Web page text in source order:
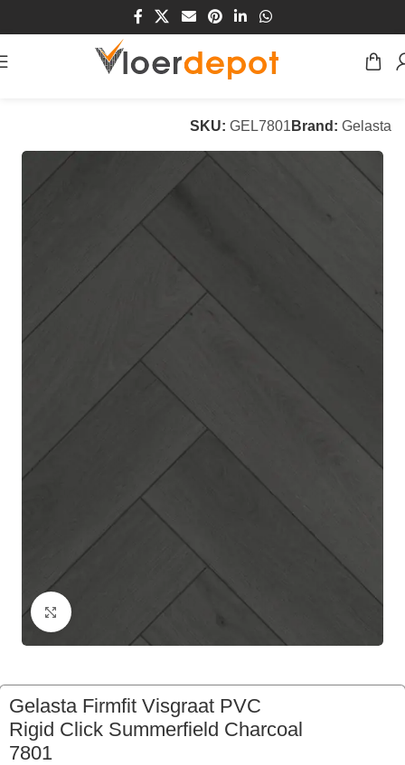
/Vloeren/PVC Vloeren
SKU: GEL7801 Brand: Gelasta
Klik om te vergroten
Gelasta Firmfit Visgraat PVC
Rigid Click Summerfield Charcoal
7801